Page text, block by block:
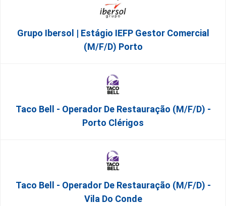
Grupo Ibersol | Estágio IEFP Gestor Comercial
(m/f/d) Porto
Taco Bell - Operador De Restauração (m/f/d) -
Porto Clérigos
Taco Bell - Operador De Restauração (m/f/d) -
Vila Do Conde